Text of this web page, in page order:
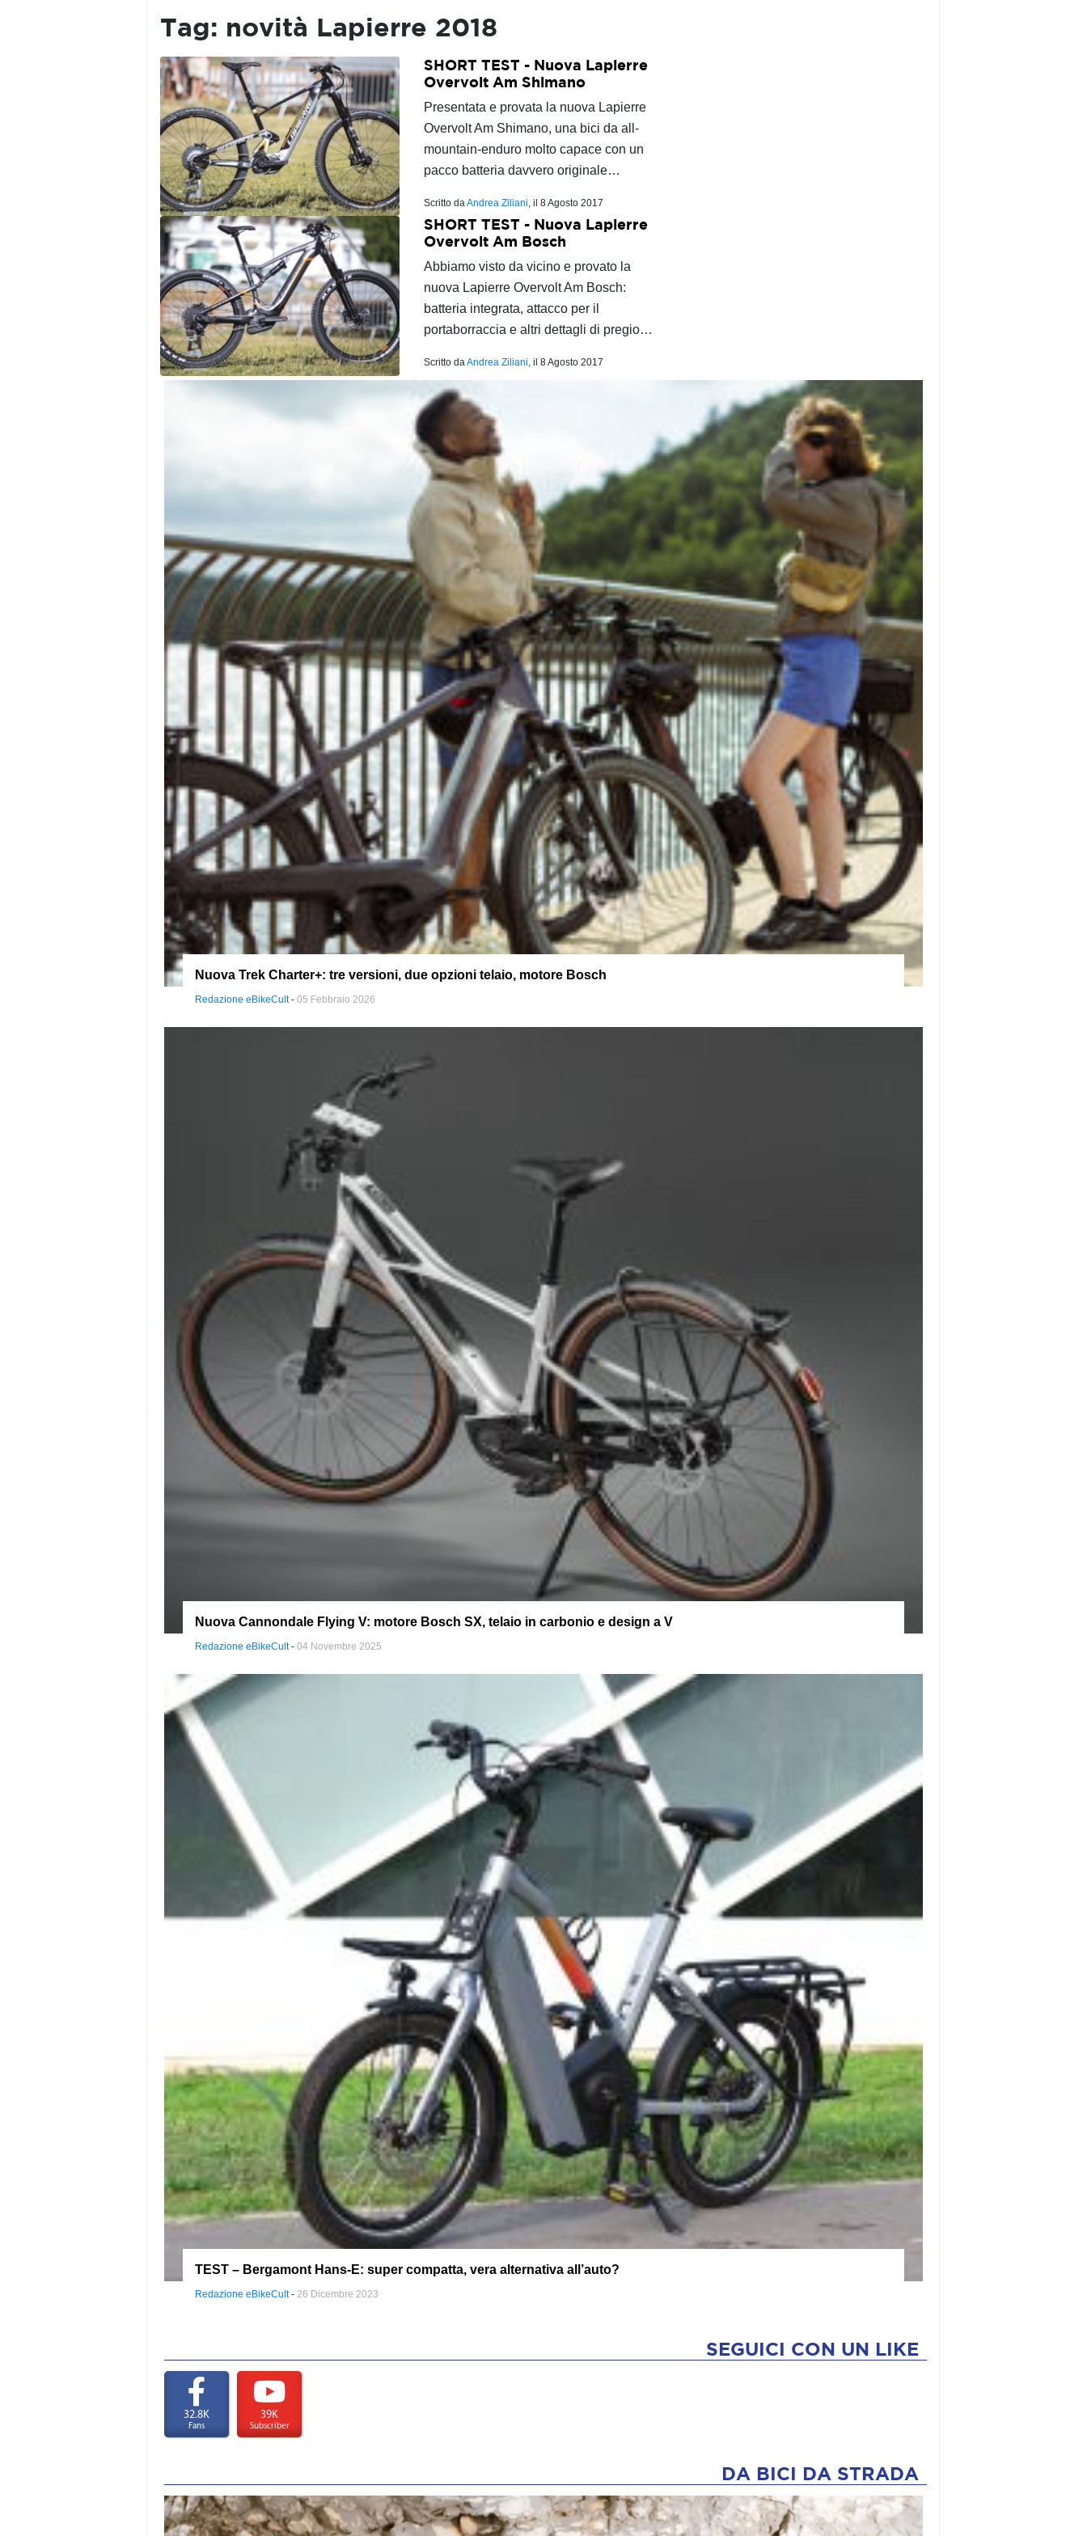
Tag: novità Lapierre 2018
SHORT TEST - Nuova Lapierre
Overvolt Am Shimano
Presentata e provata la nuova Lapierre
Overvolt Am Shimano, una bici da all-
mountain-enduro molto capace con un
pacco batteria davvero originale…
Scritto daAndrea Ziliani, il 8 Agosto 2017
SHORT TEST - Nuova Lapierre
Overvolt Am Bosch
Abbiamo visto da vicino e provato la
nuova Lapierre Overvolt Am Bosch:
batteria integrata, attacco per il
portaborraccia e altri dettagli di pregio…
Scritto daAndrea Ziliani, il 8 Agosto 2017
Nuova Trek Charter+: tre versioni, due opzioni telaio, motore Bosch
Redazione eBikeCult-05 Febbraio 2026
Nuova Cannondale Flying V: motore Bosch SX, telaio in carbonio e design a V
Redazione eBikeCult-04 Novembre 2025
TEST – Bergamont Hans-E: super compatta, vera alternativa all’auto?
Redazione eBikeCult- 26 Dicembre 2023
SEGUICI CON UN LIKE
32.8K
Fans
39K
Subscriber
DA BICI DA STRADA